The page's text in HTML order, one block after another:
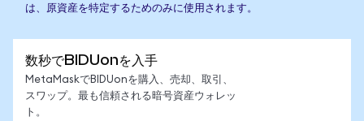
は、原資産を特定するためのみに使用されます。
数秒でBIDUonを入手
MetaMaskでBIDUonを購入、売却、取引、
スワップ。最も信頼される暗号資産ウォレッ
ト。